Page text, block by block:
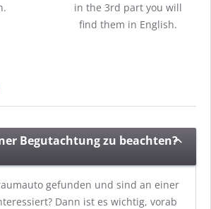
in the 3rd part you will
find them in English.
Begutachtung zu beachten?
gefunden und sind an einer
Dann ist es wichtig, vorab